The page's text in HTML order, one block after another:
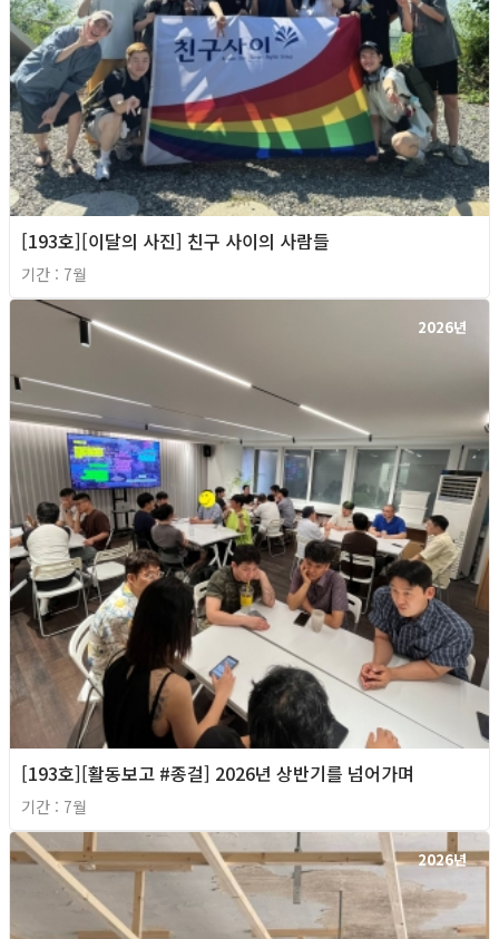
[193호][이달의 사진] 친구 사이의 사람들
기간 : 7월
2026년
[193호][활동보고 #종걸] 2026년 상반기를 넘어가며
기간 : 7월
2026년